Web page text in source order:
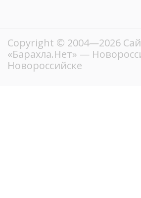
Copyright © 2004—2026
«Барахла.Нет» —
Новороссийске